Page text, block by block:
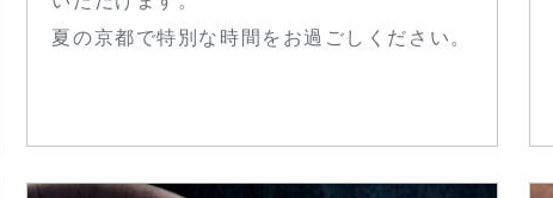
夏の京都で特別な時間をお過ごしください。